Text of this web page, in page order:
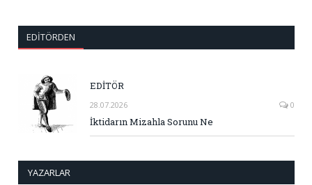
EDITÖRDEN
EDİTÖR
28.07.2026 0
İktidarın Mizahla Sorunu Ne
YAZARLAR